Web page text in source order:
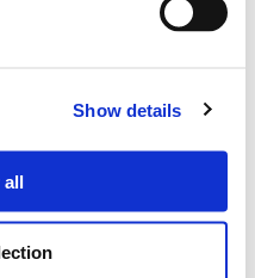
Show details
all